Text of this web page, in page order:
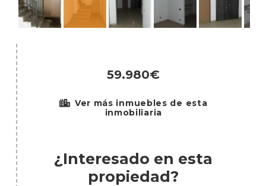
59.980€
Ver más inmuebles de esta
inmobiliaria
¿Interesado en esta
propiedad?